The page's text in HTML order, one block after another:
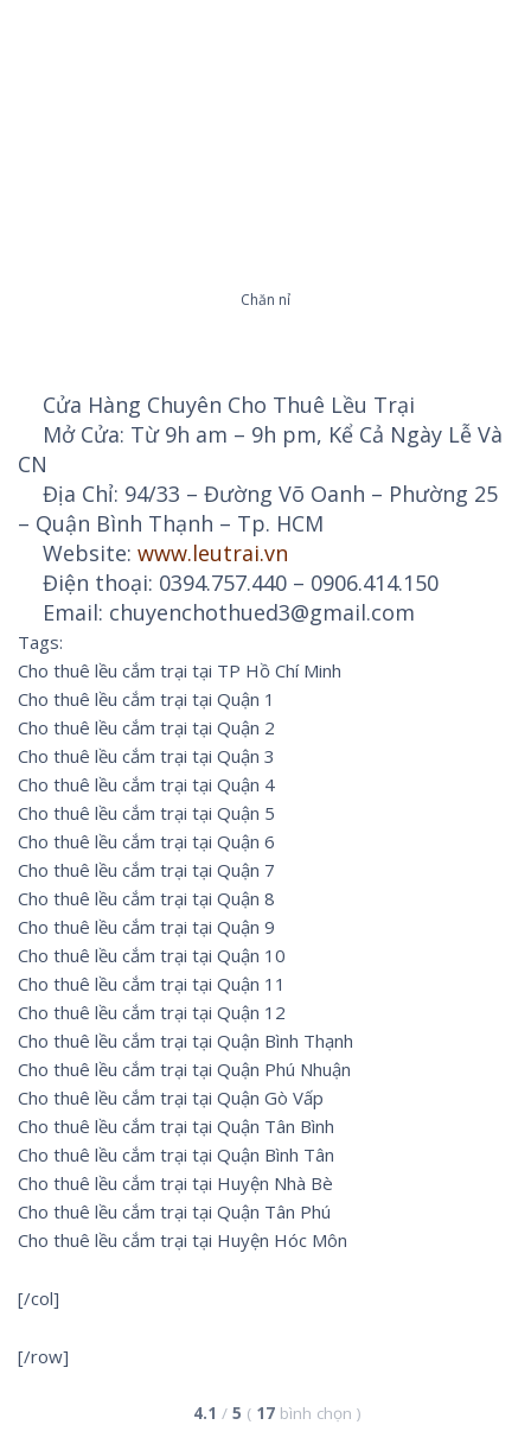
Chăn nỉ
Cửa Hàng Chuyên Cho Thuê Lều Trại
Mở Cửa: Từ 9h am – 9h pm, Kể Cả Ngày Lễ Và
CN
Địa Chỉ: 94/33 – Đường Võ Oanh – Phường 25
– Quận Bình Thạnh – Tp. HCM
Website: www.leutrai.vn
Điện thoại: 0394.757.440 – 0906.414.150
Email: chuyenchothued3@gmail.com
Tags:
Cho thuê lều cắm trại tại TP Hồ Chí Minh
Cho thuê lều cắm trại tại Quận 1
Cho thuê lều cắm trại tại Quận 2
Cho thuê lều cắm trại tại Quận 3
Cho thuê lều cắm trại tại Quận 4
Cho thuê lều cắm trại tại Quận 5
Cho thuê lều cắm trại tại Quận 6
Cho thuê lều cắm trại tại Quận 7
Cho thuê lều cắm trại tại Quận 8
Cho thuê lều cắm trại tại Quận 9
Cho thuê lều cắm trại tại Quận 10
Cho thuê lều cắm trại tại Quận 11
Cho thuê lều cắm trại tại Quận 12
Cho thuê lều cắm trại tại Quận Bình Thạnh
Cho thuê lều cắm trại tại Quận Phú Nhuận
Cho thuê lều cắm trại tại Quận Gò Vấp
Cho thuê lều cắm trại tại Quận Tân Bình
Cho thuê lều cắm trại tại Quận Bình Tân
Cho thuê lều cắm trại tại Huyện Nhà Bè
Cho thuê lều cắm trại tại Quận Tân Phú
Cho thuê lều cắm trại tại Huyện Hóc Môn
[/col]
[/row]
4.1 / 5 ( 17 bình chọn )